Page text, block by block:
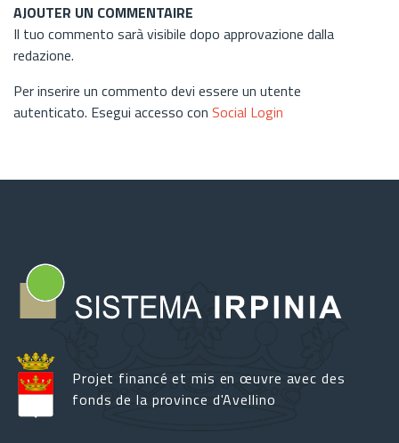
AJOUTER UN COMMENTAIRE
Il tuo commento sarà visibile dopo approvazione dalla
redazione.
Per inserire un commento devi essere un utente
autenticato. Esegui accesso con Social Login
Projet financé et mis en œuvre avec des
fonds de la province d'Avellino